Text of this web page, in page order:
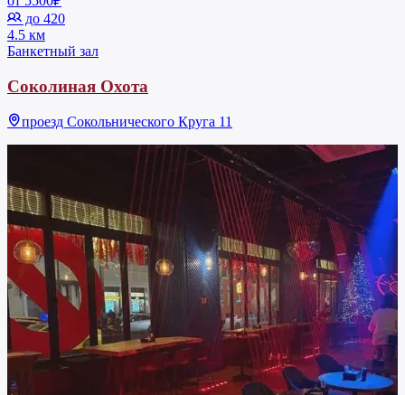
до 420
4.5 км
Банкетный зал
Соколиная Охота
проезд Сокольнического Круга 11